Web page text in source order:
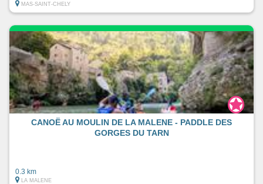
MAS-SAINT-CHELY
CANOË AU MOULIN DE LA MALENE - PADDLE DES
GORGES DU TARN
0.3 km
LA MALENE